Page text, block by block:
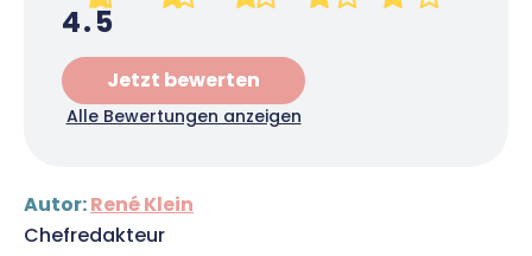
4.5
Jetzt bewerten
Alle Bewertungen anzeigen
Autor:René Klein
Chefredakteur